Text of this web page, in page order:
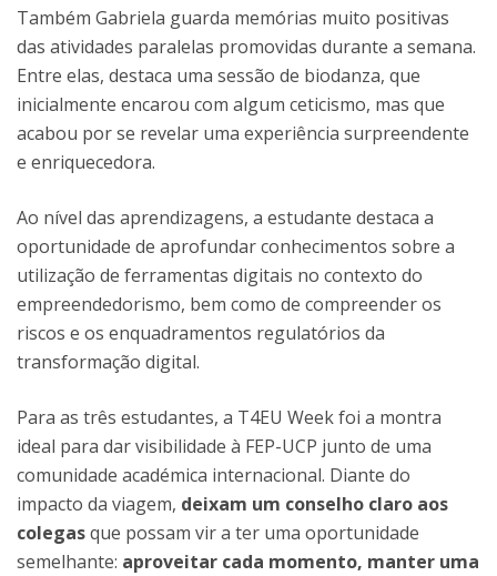
Também Gabriela guarda memórias muito positivas
das atividades paralelas promovidas durante a semana.
Entre elas, destaca uma sessão de biodanza, que
inicialmente encarou com algum ceticismo, mas que
acabou por se revelar uma experiência surpreendente
e enriquecedora.
Ao nível das aprendizagens, a estudante destaca a
oportunidade de aprofundar conhecimentos sobre a
utilização de ferramentas digitais no contexto do
empreendedorismo, bem como de compreender os
riscos e os enquadramentos regulatórios da
transformação digital.
Para as três estudantes, a T4EU Week foi a montra
ideal para dar visibilidade à FEP-UCP junto de uma
comunidade académica internacional. Diante do
impacto da viagem, deixam um conselho claro aos
colegasque possam vir a ter uma oportunidade
semelhante: aproveitar cada momento, manter uma